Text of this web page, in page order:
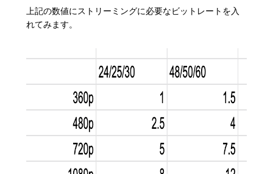
上記の数値にストリーミングに必要なビットレートを入
れてみます。